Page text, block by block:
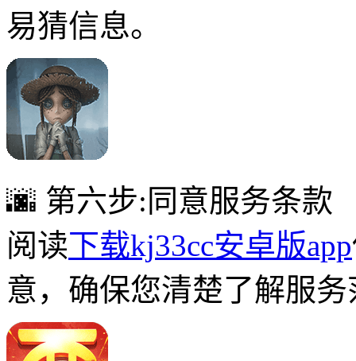
易猜信息。
🌆 第六步:同意服务条款
阅读下载kj33cc安卓版app
意，确保您清楚了解服